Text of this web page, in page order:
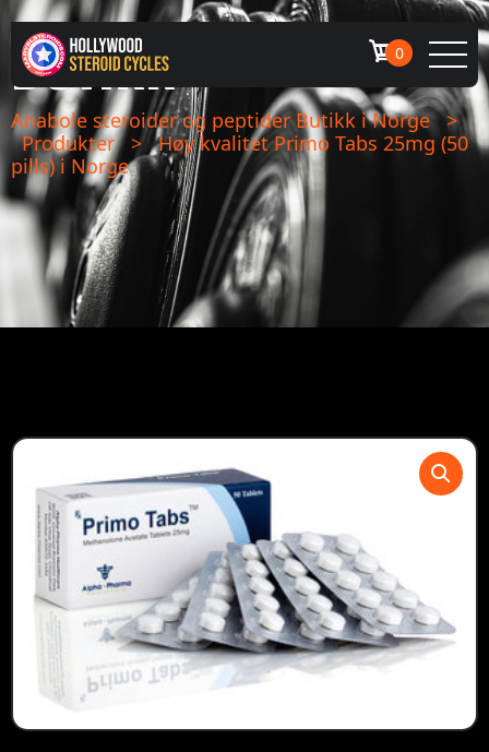
0
BUTIKK
Anabole steroider og peptider Butikk i Norge >
Produkter > Høy kvalitet Primo Tabs 25mg (50
pills) i Norge